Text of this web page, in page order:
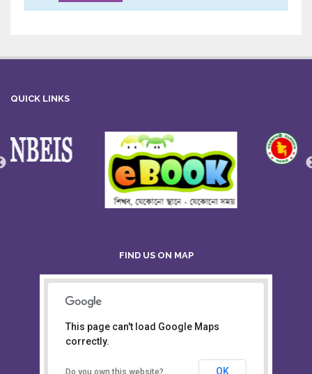
QUICK LINKS
Board of Intermediate &
Secondary Education, Alampur,
Sylhet
This page can't load Google Maps